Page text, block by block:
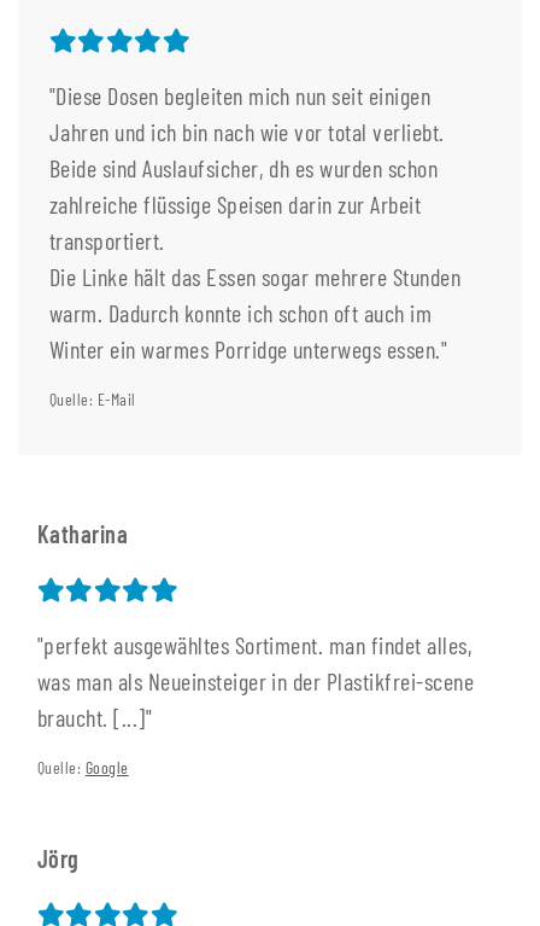
"Diese Dosen begleiten mich nun seit einigen
Jahren und ich bin nach wie vor total verliebt.
Beide sind Auslaufsicher, dh es wurden schon
zahlreiche flüssige Speisen darin zur Arbeit
transportiert.
Die Linke hält das Essen sogar mehrere Stunden
warm. Dadurch konnte ich schon oft auch im
Winter ein warmes Porridge unterwegs essen."
Quelle: E-Mail
Katharina
"perfekt ausgewähltes Sortiment. man findet alles,
was man als Neueinsteiger in der Plastikfrei-scene
braucht. [...]"
Quelle: Google
Jörg